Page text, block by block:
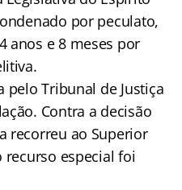
por peculato,
anos e 8 meses por
Tribunal de Justiça
Contra a decisão
recorreu ao Superior
recurso especial foi